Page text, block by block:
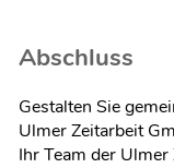
Abschluss
Gestalten Sie
Ulmer Zeitarbeit
Ihr Team der